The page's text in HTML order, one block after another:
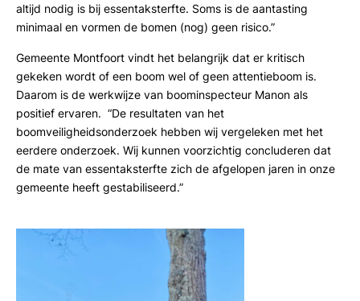
altijd nodig is bij essentaksterfte. Soms is de aantasting
minimaal en vormen de bomen (nog) geen risico.”
Gemeente Montfoort vindt het belangrijk dat er kritisch
gekeken wordt of een boom wel of geen attentieboom is.
Daarom is de werkwijze van boominspecteur Manon als
positief ervaren. “De resultaten van het
boomveiligheidsonderzoek hebben wij vergeleken met het
eerdere onderzoek. Wij kunnen voorzichtig concluderen dat
de mate van essentaksterfte zich de afgelopen jaren in onze
gemeente heeft gestabiliseerd.”